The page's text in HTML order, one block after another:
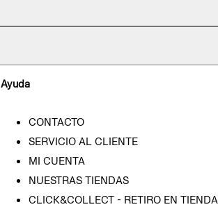
Ayuda
CONTACTO
SERVICIO AL CLIENTE
MI CUENTA
NUESTRAS TIENDAS
CLICK&COLLECT - RETIRO EN TIENDA